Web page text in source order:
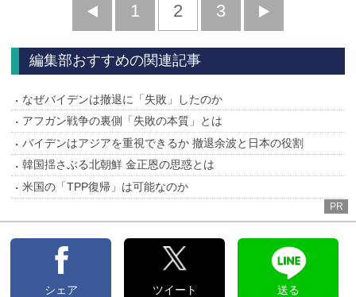
前
へ
1 2 3
へ
編集部おすすめの関連記事
なぜバイデンは撤退に「失敗」したのか
アフガン戦争の裏側「失敗の本質」とは
バイデンはアジアを重視できるか 撤退余波と日本の役割
韓国揺さぶる北朝鮮 金正恩の思惑とは
米国の「TPP復帰」は可能なのか
PR
シェア ツイート 送る